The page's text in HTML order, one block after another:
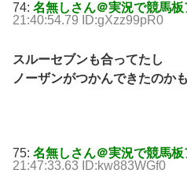
74: 名無しさん＠実況で競馬板
21:40:54.79 ID:gXzz99pR0
スルーセブンも合ってたし
ノーザンがつかんできたのか
75: 名無しさん＠実況で競馬板
21:47:33.63 ID:kw883WGf0